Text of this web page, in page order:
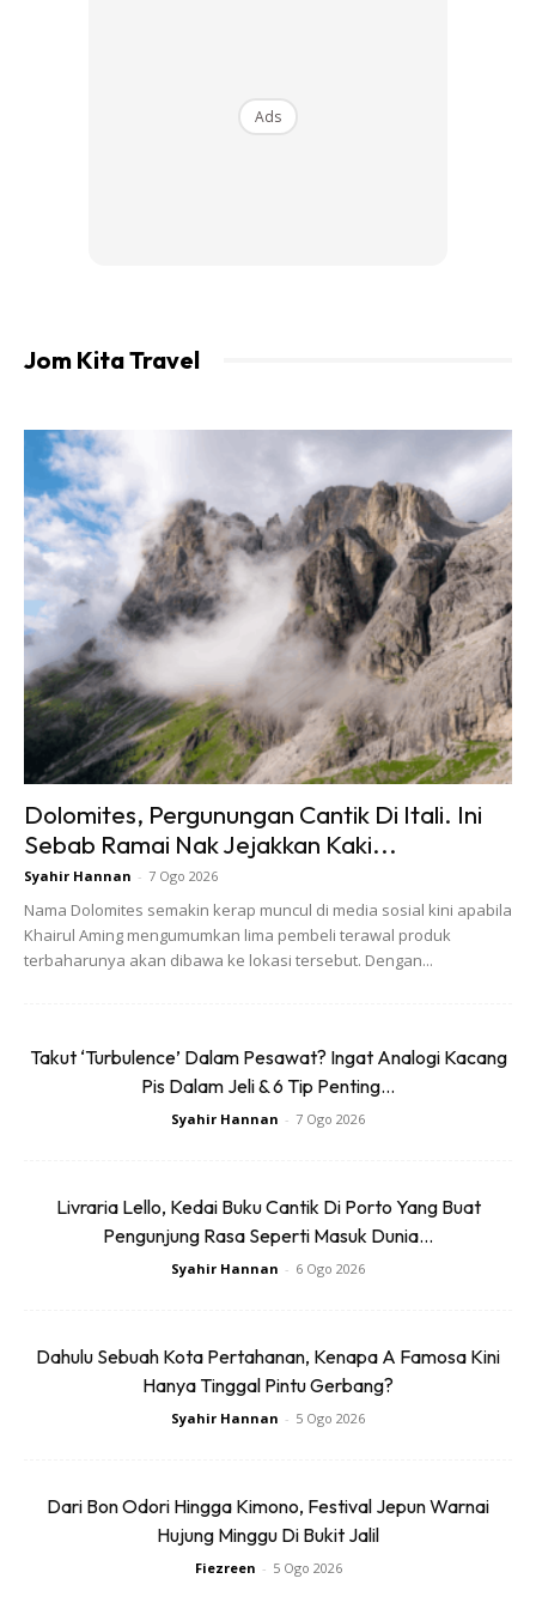
dihidangkan disamping tema Citarasa Nusantara yang
dibawa oleh Mahsuri Courtyard, Hotel Royale Chulan KL ini
Juadah pilihan chef di sini adalah bubur lambuk Royale dan
pilihan shell out seperti kambing golek, lontong samudera,
gaya Malaysia, bufet Ramadan ini juga menyediakan
deretan hudangan autentik Melayu, India dan Cina seperti
nasi ayam, sate dan pencuci mulut. Harga bufet Ramadan di
Ads
Hilton Garden Inn
Ads
Jom Kita Travel
Dolomites, Pergunungan Cantik Di Itali. Ini
Sebab Ramai Nak Jejakkan Kaki...
Syahir Hannan - 7 Ogo 2026
Nama Dolomites semakin kerap muncul di media sosial kini apabila
Khairul Aming mengumumkan lima pembeli terawal produk
terbaharunya akan dibawa ke lokasi tersebut. Dengan...
Takut ‘Turbulence’ Dalam Pesawat? Ingat Analogi Kacang
Pis Dalam Jeli & 6 Tip Penting...
Syahir Hannan - 7 Ogo 2026
Livraria Lello, Kedai Buku Cantik Di Porto Yang Buat
Pengunjung Rasa Seperti Masuk Dunia...
Syahir Hannan - 6 Ogo 2026
Dahulu Sebuah Kota Pertahanan, Kenapa A Famosa Kini
Hanya Tinggal Pintu Gerbang?
Syahir Hannan - 5 Ogo 2026
Dari Bon Odori Hingga Kimono, Festival Jepun Warnai
Hujung Minggu Di Bukit Jalil
Fiezreen - 5 Ogo 2026